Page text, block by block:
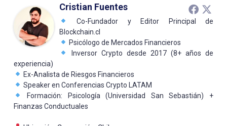
Cristian Fuentes
Co-Fundador y Editor Principal de
Blockchain.cl
Psicólogo de Mercados Financieros
Inversor Crypto desde 2017 (8+ años de
experiencia)
Ex-Analista de Riesgos Financieros
Speaker en Conferencias Crypto LATAM
Formación: Psicología (Universidad San Sebastián) +
Finanzas Conductuales